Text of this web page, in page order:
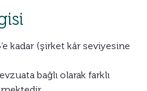
kadar (şirket kâr seviyesine
bağlı olarak farklı